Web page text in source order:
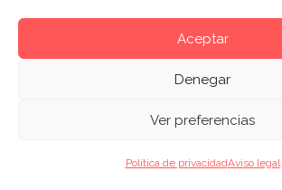
Aceptar
Denegar
Ver preferencias
Política de privacidadAviso legal
ser un obstáculo, fue una
su proceso creativo y en el
trabajo, inmerso en una